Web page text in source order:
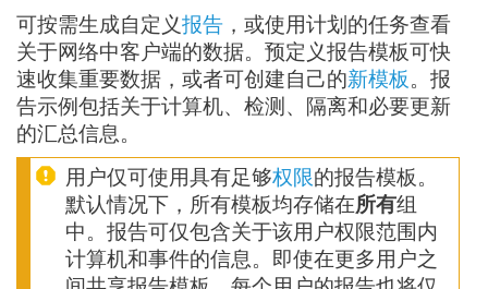
可按需生成自定义报告 ，或使用计划的任务查看
关于网络中客户端的数据。预定义报告模板可快
速收集重要数据，或者可创建自己的新模板。报
告示例包括关于计算机、检测、隔离和必要更新
的汇总信息。
用户仅可使用具有足够权限的报告模板。
默认情况下，所有模板均存储在所有组
中。报告可仅包含关于该用户权限范围内
计算机和事件的信息。即使在更多用户之